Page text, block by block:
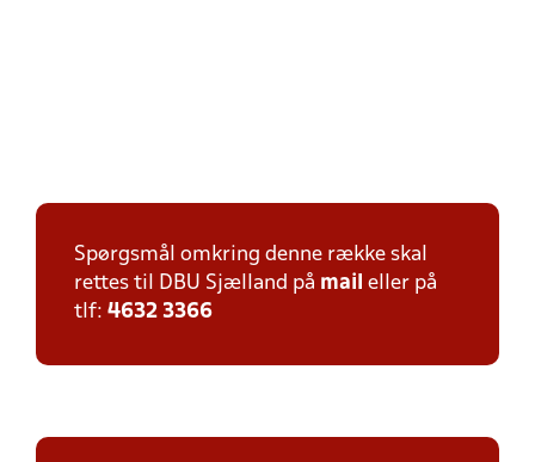
Spørgsmål omkring denne række skal
rettes til DBU Sjælland på mail eller på
tlf: 4632 3366